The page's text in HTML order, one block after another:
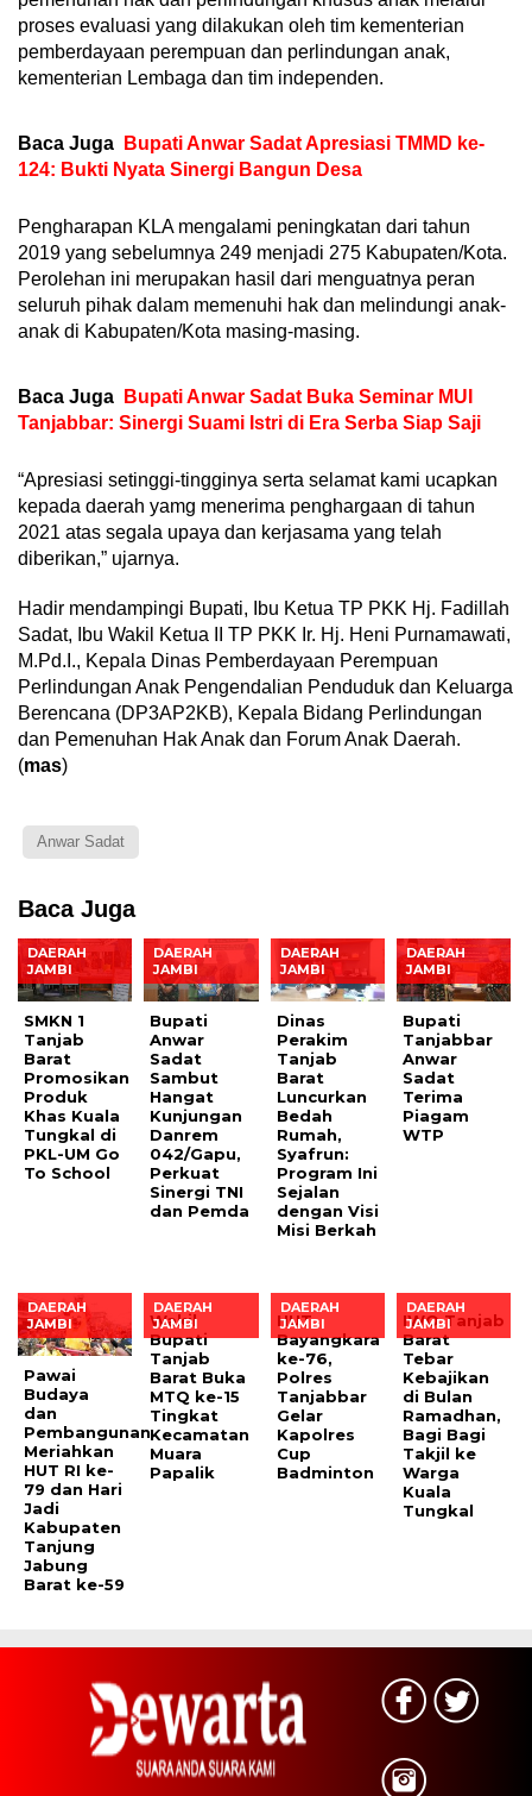
proses evaluasi yang dilakukan oleh tim kementerian
pemberdayaan perempuan dan perlindungan anak,
kementerian Lembaga dan tim independen.
Baca Juga
Bupati Anwar Sadat Apresiasi TMMD ke-
124: Bukti Nyata Sinergi Bangun Desa
Pengharapan KLA mengalami peningkatan dari tahun
2019 yang sebelumnya 249 menjadi 275 Kabupaten/Kota.
Perolehan ini merupakan hasil dari menguatnya peran
seluruh pihak dalam memenuhi hak dan melindungi anak-
anak di Kabupaten/Kota masing-masing.
Baca Juga
Bupati Anwar Sadat Buka Seminar MUI
Tanjabbar: Sinergi Suami Istri di Era Serba Siap Saji
“Apresiasi setinggi-tingginya serta selamat kami ucapkan
kepada daerah yamg menerima penghargaan di tahun
2021 atas segala upaya dan kerjasama yang telah
diberikan,” ujarnya.
Hadir mendampingi Bupati, Ibu Ketua TP PKK Hj. Fadillah
Sadat, Ibu Wakil Ketua II TP PKK Ir. Hj. Heni Purnamawati,
M.Pd.I., Kepala Dinas Pemberdayaan Perempuan
Perlindungan Anak Pengendalian Penduduk dan Keluarga
Berencana (DP3AP2KB), Kepala Bidang Perlindungan
dan Pemenuhan Hak Anak dan Forum Anak Daerah.
(mas)
Anwar Sadat
Baca Juga
DAERAH
JAMBI
SMKN 1
Tanjab
Barat
Promosikan
Produk
Khas Kuala
Tungkal di
PKL-UM Go
To School
DAERAH
JAMBI
Bupati
Anwar
Sadat
Sambut
Hangat
Kunjungan
Danrem
042/Gapu,
Perkuat
Sinergi TNI
dan Pemda
DAERAH
JAMBI
Dinas
Perakim
Tanjab
Barat
Luncurkan
Bedah
Rumah,
Syafrun:
Program Ini
Sejalan
dengan Visi
Misi Berkah
DAERAH
JAMBI
Bupati
Tanjabbar
Anwar
Sadat
Terima
Piagam
WTP
DAERAH
JAMBI
Pawai
Budaya
dan
Pembangunan
Meriahkan
HUT RI ke-
79 dan Hari
Jadi
Kabupaten
Tanjung
Jabung
Barat ke-59
DAERAH
JAMBI
Wakil
Bupati
Tanjab
Barat Buka
MTQ ke-15
Tingkat
Kecamatan
Muara
Papalik
DAERAH
JAMBI
HUT
Bayangkara
ke-76,
Polres
Tanjabbar
Gelar
Kapolres
Cup
Badminton
DAERAH
JAMBI
IWO Tanjab
Barat
Tebar
Kebajikan
di Bulan
Ramadhan,
Bagi Bagi
Takjil ke
Warga
Kuala
Tungkal